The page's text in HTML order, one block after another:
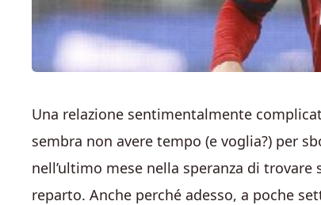
Una relazione sentimentalmente
sembra non avere tempo (e voglia?) per
nell’ultimo mese nella speranza di
reparto. Anche perché adesso, a poche